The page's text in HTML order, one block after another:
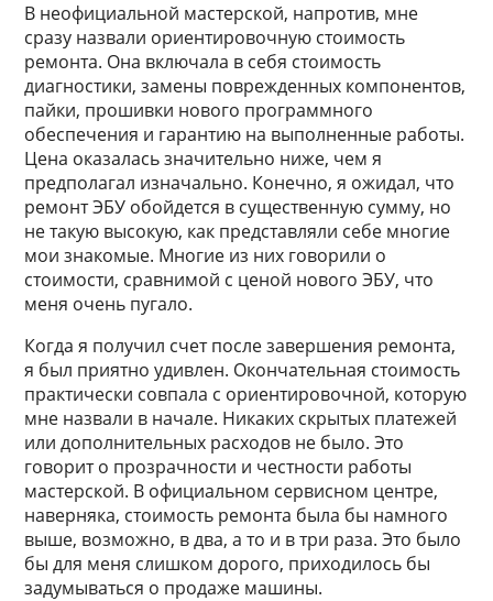
В неофициальной мастерской, напротив, мне
сразу назвали ориентировочную стоимость
ремонта. Она включала в себя стоимость
диагностики, замены поврежденных компонентов,
пайки, прошивки нового программного
обеспечения и гарантию на выполненные работы.
Цена оказалась значительно ниже, чем я
предполагал изначально. Конечно, я ожидал, что
ремонт ЭБУ обойдется в существенную сумму, но
не такую высокую, как представляли себе многие
мои знакомые. Многие из них говорили о
стоимости, сравнимой с ценой нового ЭБУ, что
меня очень пугало.
Когда я получил счет после завершения ремонта,
я был приятно удивлен. Окончательная стоимость
практически совпала с ориентировочной, которую
мне назвали в начале. Никаких скрытых платежей
или дополнительных расходов не было. Это
говорит о прозрачности и честности работы
мастерской. В официальном сервисном центре,
наверняка, стоимость ремонта была бы намного
выше, возможно, в два, а то и в три раза. Это было
бы для меня слишком дорого, приходилось бы
задумываться о продаже машины.